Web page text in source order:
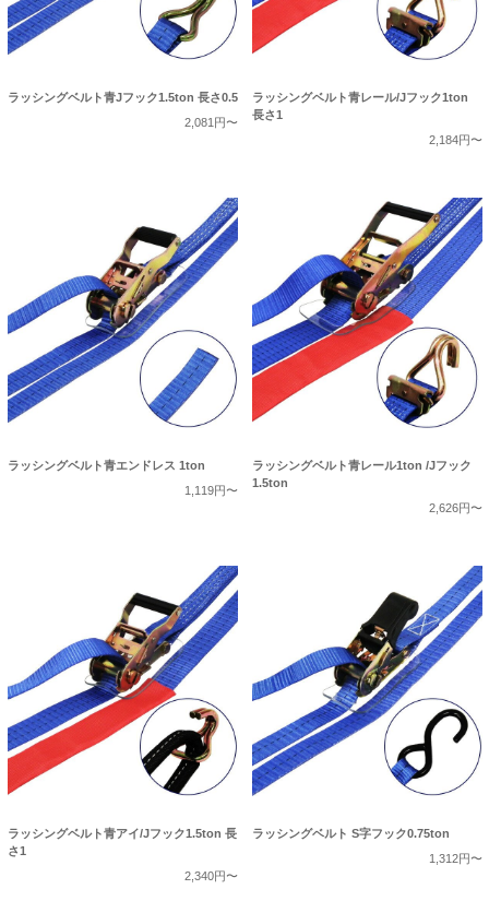
ラッシングベルト青Jフック1.5ton 長さ0.5
2,081円〜
ラッシングベルト青レール/Jフック1ton
長さ1
2,184円〜
ラッシングベルト青エンドレス 1ton
1,119円〜
ラッシングベルト青レール1ton /Jフック
1.5ton
2,626円〜
ラッシングベルト青アイ/Jフック1.5ton 長
さ1
2,340円〜
ラッシングベルト S字フック0.75ton
1,312円〜